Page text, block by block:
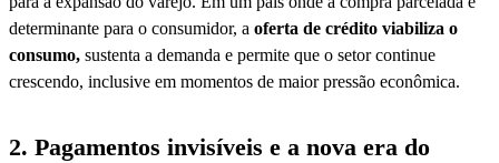
determinante para o consumidor, a oferta de crédito viabiliza o
consumo, sustenta a demanda e permite que o setor continue
crescendo, inclusive em momentos de maior pressão econômica.
2. Pagamentos invisíveis e a nova era do